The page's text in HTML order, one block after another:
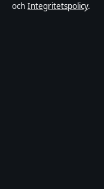
Kändisar & integritet
och Integritetspolicy.